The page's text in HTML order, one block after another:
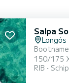
Salpa
Longós
Bootnamen:
150/175 XL
boekt. Zorg ervoor dat u het maximale aantal passagiers niet overschrijdt. Met een vaarbewijs of met een professionele schipper.
RIB